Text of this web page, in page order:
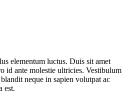
elementum luctus. Duis sit amet
id ante molestie ultricies. Vestibulum
neque in sapien volutpat ac
est.